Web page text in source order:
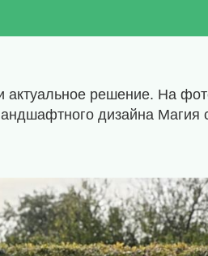
решение. На
дизайна Магия